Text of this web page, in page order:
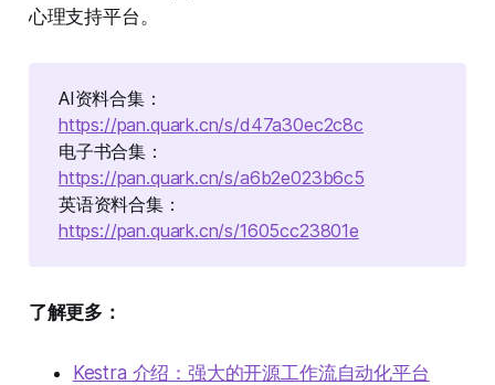
心理支持平台。
AI资料合集：
https://pan.quark.cn/s/d47a30ec2c8c
电子书合集：
https://pan.quark.cn/s/a6b2e023b6c5
英语资料合集：
https://pan.quark.cn/s/1605cc23801e
了解更多：
Kestra 介绍：强大的开源工作流自动化平台